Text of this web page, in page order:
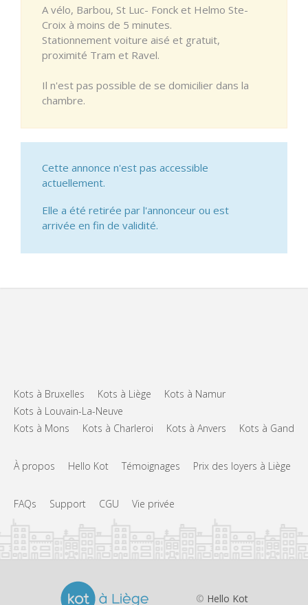
A vélo, Barbou, St Luc- Fonck et Helmo Ste-
Croix à moins de 5 minutes.
Stationnement voiture aisé et gratuit,
proximité Tram et Ravel.
Il n'est pas possible de se domicilier dans la
chambre.
Cette annonce n'est pas accessible
actuellement.
Elle a été retirée par l'annonceur ou est
arrivée en fin de validité.
Kots à Bruxelles Kots à Liège
Kots à Namur
Kots à Louvain-La-Neuve
Kots à Mons
Kots à Charleroi Kots à Anvers Kots à Gand
À propos Hello Kot Témoignages Prix des loyers à Liège
FAQs Support CGU Vie privée
© Hello Kot